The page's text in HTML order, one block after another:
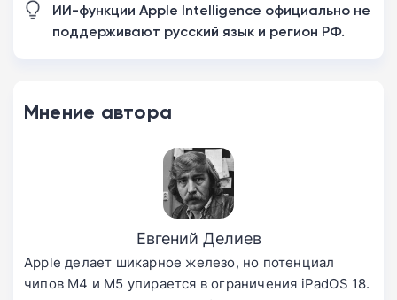
ИИ-функции Apple Intelligence официально не
поддерживают русский язык и регион РФ.
Мнение автора
Евгений Делиев
Apple делает шикарное железо, но потенциал
чипов M4 и M5 упирается в ограничения iPadOS 18.